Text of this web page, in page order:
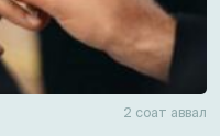
2 соат аввал